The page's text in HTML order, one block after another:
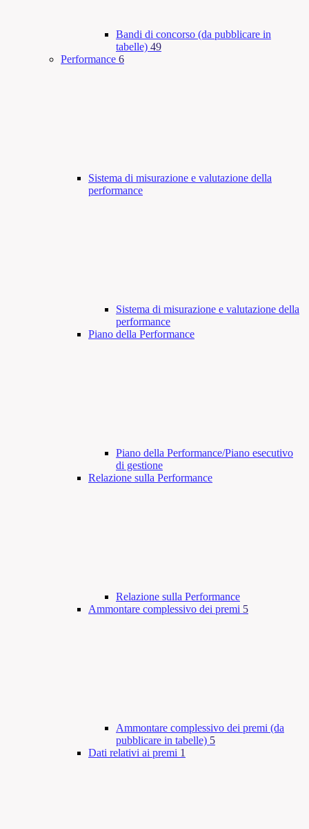
Bandi di concorso (da pubblicare in
tabelle) 49
Performance 6
Sistema di misurazione e valutazione della
performance
Sistema di misurazione e valutazione della
performance
Piano della Performance
Piano della Performance/Piano esecutivo
di gestione
Relazione sulla Performance
Relazione sulla Performance
Ammontare complessivo dei premi 5
Ammontare complessivo dei premi (da
pubblicare in tabelle) 5
Dati relativi ai premi 1